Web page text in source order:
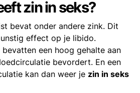
zin in seks?
bevat onder andere zink. Dit
effect op je libido.
een hoog gehalte aan
bevordert. En een
kan dan weer je zin in seks